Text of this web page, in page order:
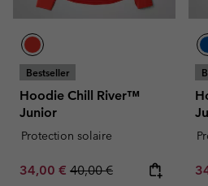
Bestseller
Hoodie Chill River™
Junior
Protection solaire
Sale price:
34,00 € Regular price:
40,00 €